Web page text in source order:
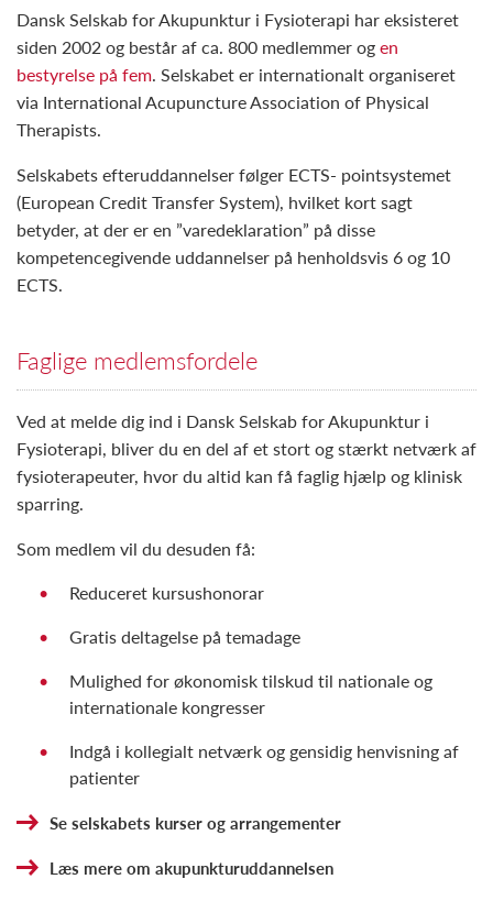
Dansk Selskab for Akupunktur i Fysioterapi har eksisteret
siden 2002 og består af ca. 800 medlemmer ogen
bestyrelse på fem. Selskabet er internationalt organiseret
via International Acupuncture Association of Physical
Therapists.
Selskabets efteruddannelser følger ECTS- pointsystemet
(European Credit Transfer System), hvilket kort sagt
betyder, at der er en ”varedeklaration” på disse
kompetencegivende uddannelser på henholdsvis 6 og 10
ECTS.
Faglige medlemsfordele
Ved at melde dig ind i Dansk Selskab for Akupunktur i
Fysioterapi, bliver du en del af et stort og stærkt netværk af
fysioterapeuter, hvor du altid kan få faglig hjælp og klinisk
sparring.
Som medlem vil du desuden få:
Reduceret kursushonorar
Gratis deltagelse på temadage
Mulighed for økonomisk tilskud til nationale og
internationale kongresser
Indgå i kollegialt netværk og gensidig henvisning af
patienter
Se selskabets kurser og arrangementer
Læs mere om akupunkturuddannelsen